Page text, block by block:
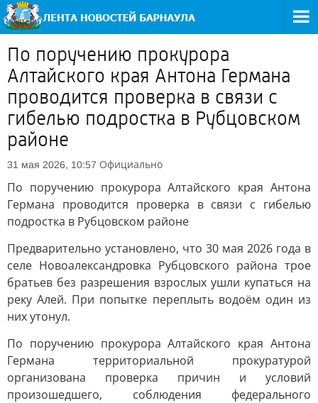
По поручению прокурора
Алтайского края Антона Германа
проводится проверка в связи с
гибелью подростка в Рубцовском
районе
31 мая 2026, 10:57 Официально
По поручению прокурора Алтайского края Антона
Германа проводится проверка в связи с гибелью
подростка в Рубцовском районе
Предварительно установлено, что 30 мая 2026 года в
селе Новоалександровка Рубцовского района трое
братьев без разрешения взрослых ушли купаться на
реку Алей. При попытке переплыть водоём один из
них утонул.
По поручению прокурора Алтайского края Антона
Германа территориальной прокуратурой
организована проверка причин и условий
произошедшего, соблюдения федерального